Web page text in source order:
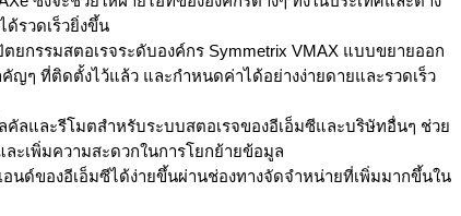
ด้รวดเร็วยิ่งขึ้น
ตยกรรมสตอเรจระดับองค์กร Symmetrix VMAX แบบขยายออก
ญๆ ที่ติดตั้งไว้แล้ว และกำหนดค่าได้อย่างง่ายดายและรวดเร็ว
คัลและรีโมตสำหรับระบบสตอเรจของอีเอ็มซีและบริษัทอื่นๆ ช่วย
ะเพิ่มความสะดวกในการโยกย้ายข้อมูล
อนด์ของอีเอ็มซีได้ง่ายขึ้นผ่านช่องทางจัดจำหน่ายที่เพิ่มมากขึ้นใน